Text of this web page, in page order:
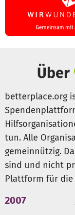
Über
betterplace.org
tun. Alle
gemeinnützig.
sind und nicht
Plattform für die
2007